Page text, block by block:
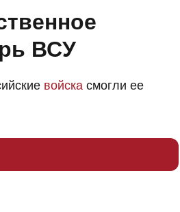
ВСУ
войска смогли ее